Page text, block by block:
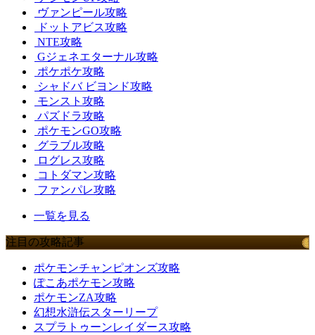
ヴァンピール攻略
ドットアビス攻略
NTE攻略
Gジェネエターナル攻略
ポケポケ攻略
シャドバ ビヨンド攻略
モンスト攻略
パズドラ攻略
ポケモンGO攻略
グラブル攻略
ログレス攻略
コトダマン攻略
ファンパレ攻略
一覧を見る
注目の攻略記事
ポケモンチャンピオンズ攻略
ぽこあポケモン攻略
ポケモンZA攻略
幻想水滸伝スターリープ
スプラトゥーンレイダース攻略